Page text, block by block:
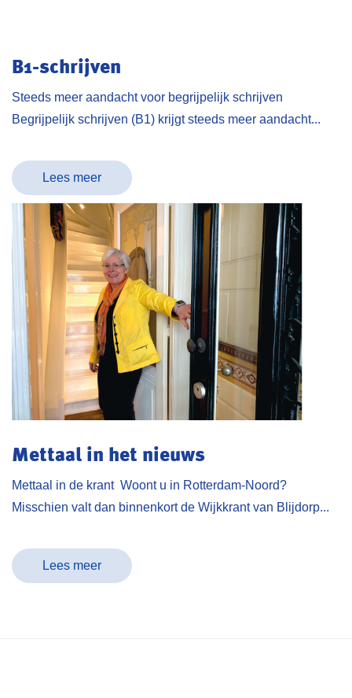
B1-schrijven
Steeds meer aandacht voor begrijpelijk schrijven
Begrijpelijk schrijven (B1) krijgt steeds meer aandacht...
Lees meer
Mettaal in het nieuws
Mettaal in de krant Woont u in Rotterdam-Noord?
Misschien valt dan binnenkort de Wijkkrant van Blijdorp...
Lees meer